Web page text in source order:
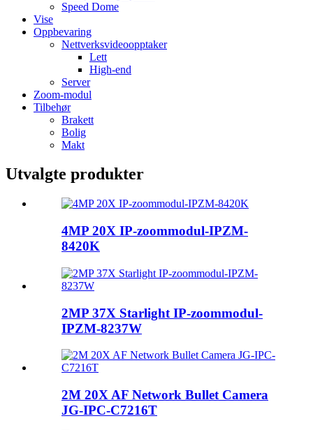
Speed ​​Dome
Vise
Oppbevaring
Nettverksvideoopptaker
Lett
High-end
Server
Zoom-modul
Tilbehør
Brakett
Bolig
Makt
Utvalgte produkter
4MP 20X IP-zoommodul-IPZM-
8420K
2MP 37X Starlight IP-zoommodul-
IPZM-8237W
2M 20X AF Network Bullet Camera
JG-IPC-C7216T